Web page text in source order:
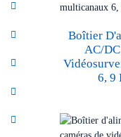
Boîtier
AC/
6, 9